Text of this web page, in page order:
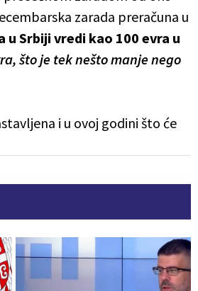
zarada preračuna u
u Srbiji vredi kao 100 evra u
što je tek nešto manje nego
i u ovoj godini što će